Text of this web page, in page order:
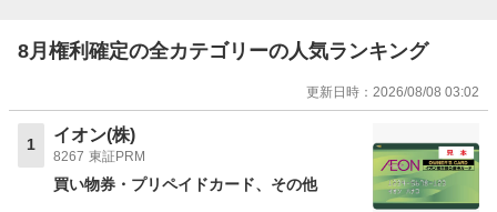
8月権利確定の全カテゴリーの人気ランキング
更新日時： 2026/08/08 03:02
1
イオン(株)
8267 東証PRM
買い物券・プリペイドカード その他